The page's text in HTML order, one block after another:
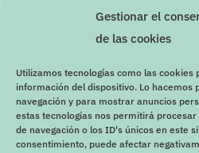
Gestionar el
de las cookies
Utilizamos tecnologías como las
información del dispositivo. Lo hacemos
navegación y para mostrar anuncios
estas tecnologías nos permitirá
de navegación o los ID's únicos en este
consentimiento, puede afectar